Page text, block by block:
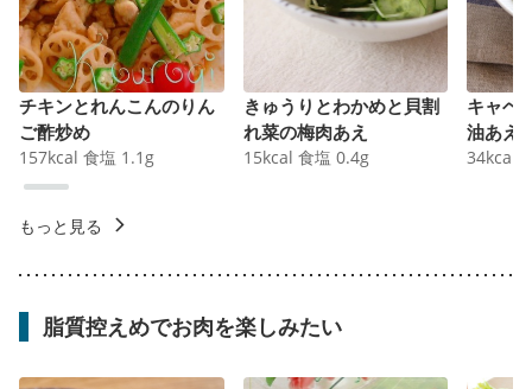
チキンとれんこんのりん
ご酢炒め
157kcal 食塩 1.1 g
きゅうりとわかめと貝割
れ菜の梅肉あえ
15kcal 食塩 0.4g
キャベ
油あえ
34kcal
もっと見る
脂質控えめでお肉を楽しみたい